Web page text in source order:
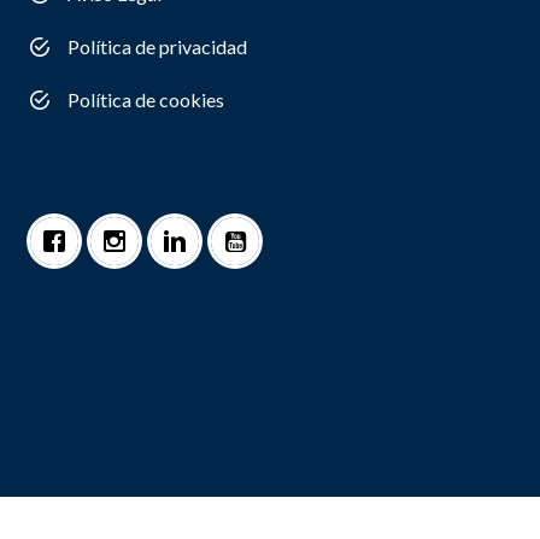
Política de privacidad
Política de cookies